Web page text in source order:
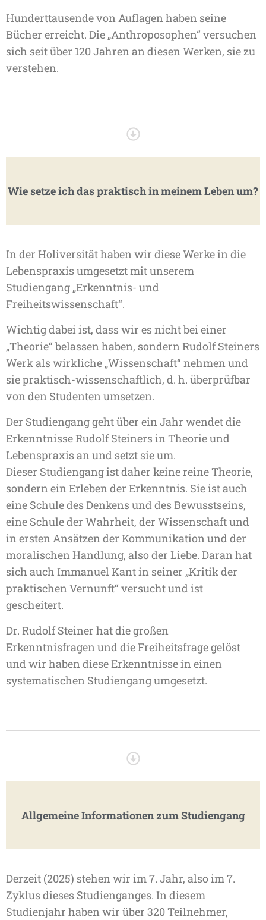
Hunderttausende von Auflagen haben seine
Bücher erreicht. Die „Anthroposophen“ versuchen
sich seit über 120 Jahren an diesen Werken, sie zu
verstehen.
Wie setze ich das praktisch in meinem Leben um?
In der Holiversität haben wir diese Werke in die
Lebenspraxis umgesetzt mit unserem
Studiengang „Erkenntnis- und
Freiheitswissenschaft“.
Wichtig dabei ist, dass wir es nicht bei einer
„Theorie“ belassen haben, sondern Rudolf Steiners
Werk als wirkliche „Wissenschaft“ nehmen und
sie praktisch-wissenschaftlich, d. h. überprüfbar
von den Studenten umsetzen.
Der Studiengang geht über ein Jahr wendet die
Erkenntnisse Rudolf Steiners in Theorie und
Lebenspraxis an und setzt sie um.
Dieser Studiengang ist daher keine reine Theorie,
sondern ein Erleben der Erkenntnis. Sie ist auch
eine Schule des Denkens und des Bewusstseins,
eine Schule der Wahrheit, der Wissenschaft und
in ersten Ansätzen der Kommunikation und der
moralischen Handlung, also der Liebe. Daran hat
sich auch Immanuel Kant in seiner „Kritik der
praktischen Vernunft“ versucht und ist
gescheitert.
Dr. Rudolf Steiner hat die großen
Erkenntnisfragen und die Freiheitsfrage gelöst
und wir haben diese Erkenntnisse in einen
systematischen Studiengang umgesetzt.
Allgemeine Informationen zum Studiengang
Derzeit (2025) stehen wir im 7. Jahr, also im 7.
Zyklus dieses Studienganges. In diesem
Studienjahr haben wir über 320 Teilnehmer,